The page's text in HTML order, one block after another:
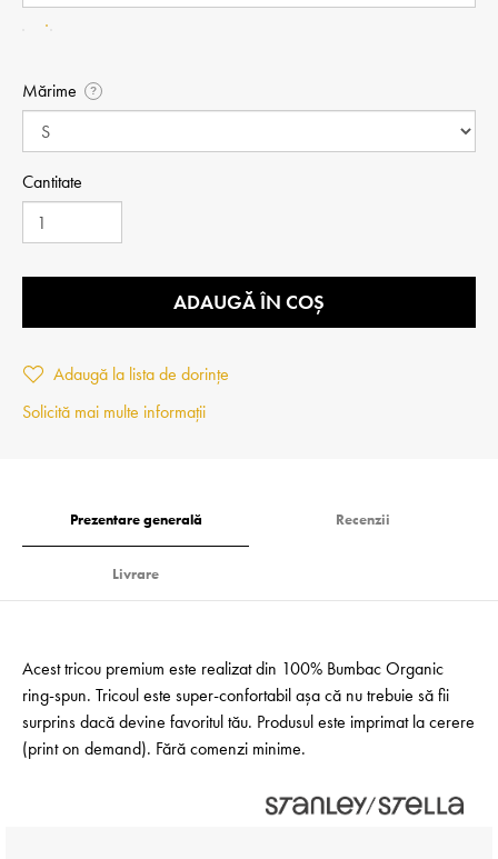
Mărime ?
Cantitate
ADAUGĂ ÎN COȘ
Adaugă la lista de dorințe
Solicită mai multe informații
Prezentare generală Recenzii
Livrare
Acest tricou premium este realizat din 100% Bumbac Organic
ring-spun. Tricoul este super-confortabil așa că nu trebuie să fii
surprins dacă devine favoritul tău. Produsul este imprimat la cerere
(print on demand). Fără comenzi minime.